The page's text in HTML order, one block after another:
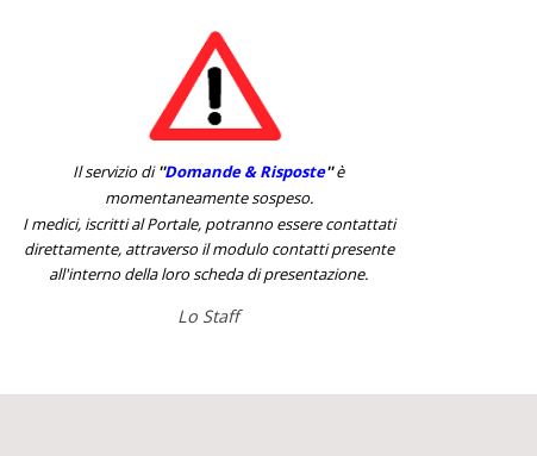
Il servizio di''Domande & Risposte''è
momentaneamente sospeso.
I medici, iscritti al Portale, potranno essere contattati
direttamente, attraverso il modulo contatti presente
all'interno della loro scheda di presentazione.
Lo Staff